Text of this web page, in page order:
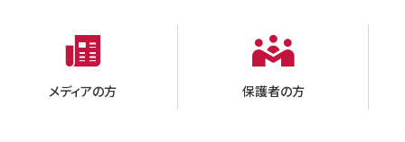
メディアの方 保護者の方